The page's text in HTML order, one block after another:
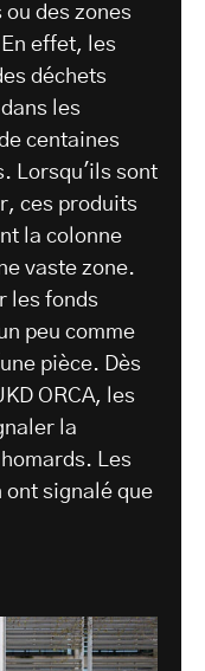
des zones
effet, les
déchets
les
centaines
Lorsqu'ils sont
ces produits
la colonne
vaste zone.
les fonds
peu comme
pièce. Dès
ORCA, les
la
Les
ont signalé que